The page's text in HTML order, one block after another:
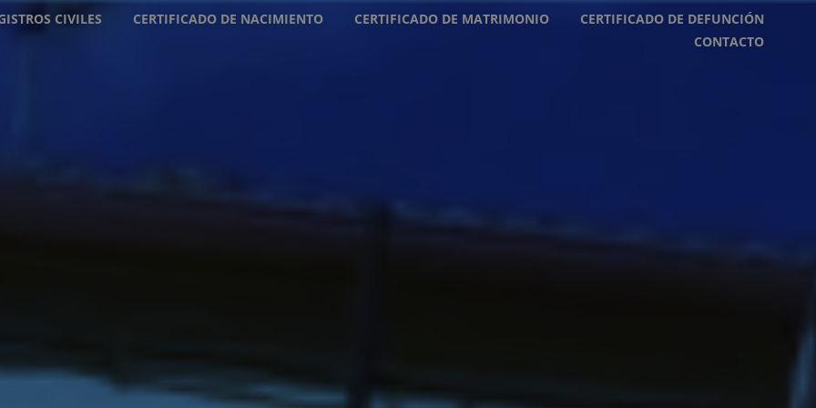
CIVILES CERTIFICADO DE NACIMIENTO CERTIFICADO DE MATRIMONIO
CERTIFICADO DE DEFUNCIÓN
CONTACTO